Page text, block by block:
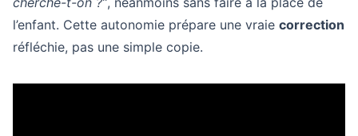
l’enfant. Cette autonomie prépare une vraie correction
réfléchie, pas une simple copie.